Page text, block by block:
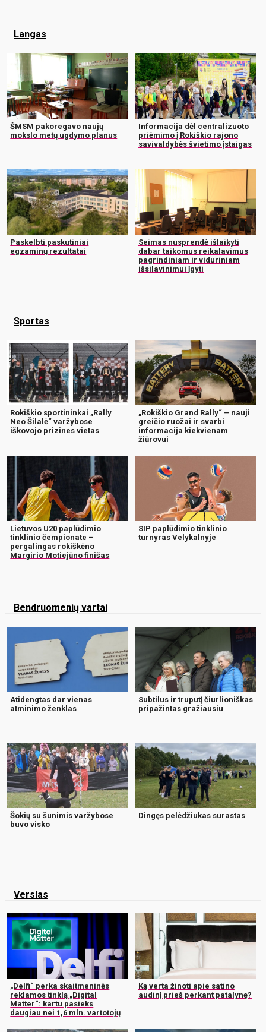
Langas
ŠMSM pakoregavo naujų
mokslo metų ugdymo planus
Informacija dėl centralizuoto
priėmimo į Rokiškio rajono
savivaldybės švietimo įstaigas
Paskelbti paskutiniai
egzaminų rezultatai
Seimas nusprendė išlaikyti
dabar taikomus reikalavimus
pagrindiniam ir viduriniam
išsilavinimui įgyti
Sportas
Rokiškio sportininkai „Rally
Neo Šilalė“ varžybose
iškovojo prizines vietas
„Rokiškio Grand Rally“ – nauji
greičio ruožai ir svarbi
informacija kiekvienam
žiūrovui
Lietuvos U20 paplūdimio
tinklinio čempionate –
pergalingas rokiškėno
Margirio Motiejūno finišas
SIP paplūdimio tinklinio
turnyras Velykalnyje
Bendruomenių vartai
Atidengtas dar vienas
atminimo ženklas
Subtilus ir truputį čiurlioniškas
pripažintas gražiausiu
Šokių su šunimis varžybose
buvo visko
Dingęs pelėdžiukas surastas
Verslas
„Delfi“ perka skaitmeninės
reklamos tinklą „Digital
Matter“: kartu pasieks
daugiau nei 1,6 mln. vartotojų
Ką verta žinoti apie satino
audinį prieš perkant patalynę?